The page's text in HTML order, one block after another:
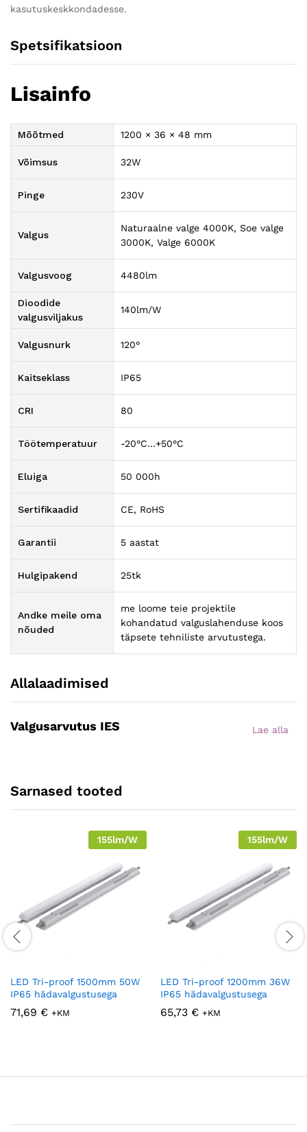
kasutuskeskkondadesse.
Spetsifikatsioon
Lisainfo
Mõõtmed 1200 × 36 × 48 mm
Võimsus 32W
Pinge 230V
Valgus
Naturaalne valge 4000K, Soe valge
3000K, Valge 6000K
Valgusvoog 4480lm
Dioodide
valgusviljakus
140lm/W
Valgusnurk 120°
Kaitseklass IP65
CRI 80
Töötemperatuur -20°C…+50°C
Eluiga 50 000h
Sertifikaadid CE, RoHS
Garantii 5 aastat
Hulgipakend 25tk
Andke meile oma
nõuded
me loome teie projektile
kohandatud valguslahenduse koos
täpsete tehniliste arvutustega.
Allalaadimised
Valgusarvutus IES Lae alla
Sarnased tooted
155lm/W
LED Tri-proof 1500mm 50W
IP65 hädavalgustusega
71,69 € +KM
155lm/W
LED Tri-proof 1200mm 36W
IP65 hädavalgustusega
65,73 € +KM